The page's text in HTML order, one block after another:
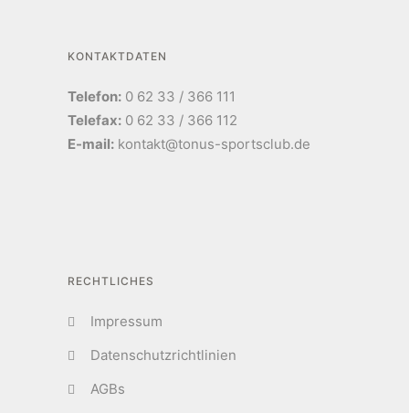
KONTAKTDATEN
Telefon: 0 62 33 / 366 111
Telefax: 0 62 33 / 366 112
E-mail: kontakt@tonus-sportsclub.de
RECHTLICHES
Impressum
Datenschutzrichtlinien
AGBs